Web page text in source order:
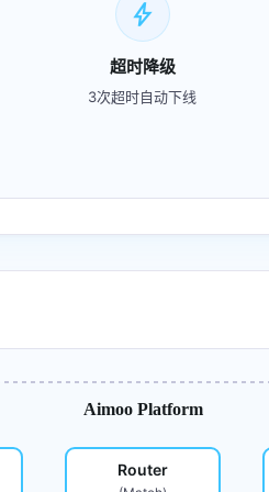
bolt
超时降级
3次超时自动下线
Aimoo Platform
Router